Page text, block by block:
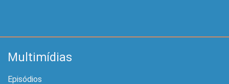
Multimídias
Episódios